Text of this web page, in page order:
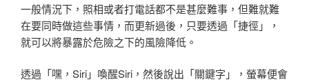
一般情況下，照相或者打電話都不是甚麼難事，但難就難
在要同時做這些事情，而更新過後，只要透過「捷徑」，
就可以將暴露於危險之下的風險降低。
透過「嘿，Siri」喚醒Siri，然後說出「關鍵字」，螢幕便會